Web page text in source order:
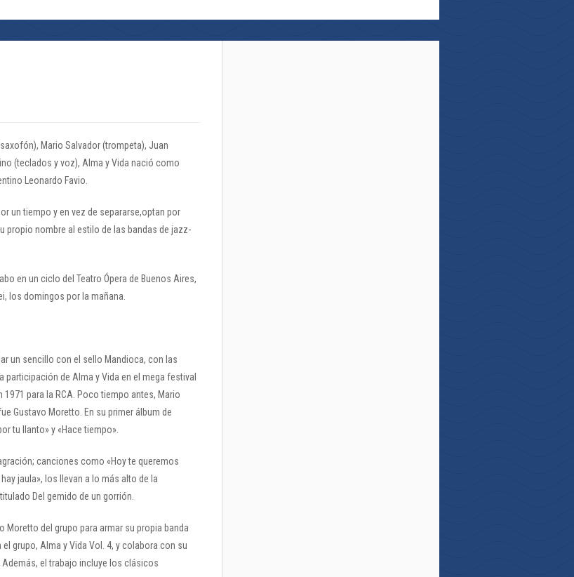
Mario Salvador (trompeta), Juan
(teclados y voz), Alma y Vida nació como
Leonardo Favio.
un tiempo y en vez de separarse,optan por
propio nombre al estilo de las bandas de jazz-
en un ciclo del Teatro Ópera de Buenos Aires,
los domingos por la mañana.
un sencillo con el sello Mandioca, con las
de Alma y Vida en el mega festival
para la RCA. Poco tiempo antes, Mario
Gustavo Moretto. En su primer álbum de
tu llanto» y «Hace tiempo».
canciones como «Hoy te queremos
jaula», los llevan a lo más alto de la
Del gemido de un gorrión.
Moretto del grupo para armar su propia banda
grupo, Alma y Vida Vol. 4, y colabora con su
el trabajo incluye los clásicos